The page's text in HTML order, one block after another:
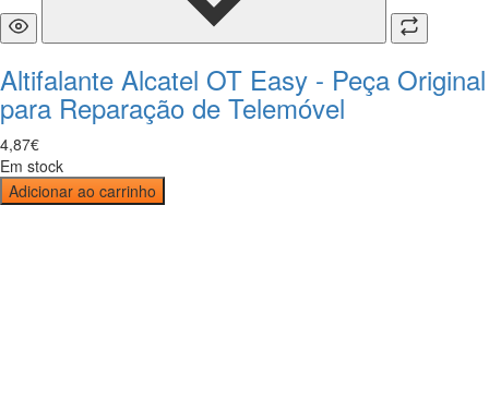
Altifalante Alcatel OT Easy - Peça Original
para Reparação de Telemóvel
4,87€
Em stock
Adicionar ao carrinho